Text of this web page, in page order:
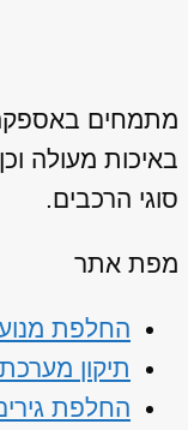
מתמחים באספקה
באיכות מעולה
סוגי הרכבים.
מפת אתר
החלפת
תיקון מערכת ABS
החלפת